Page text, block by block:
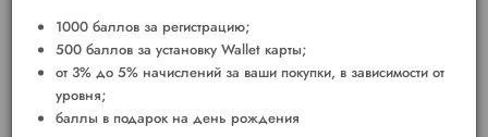
1000 баллов за регистрацию;
500 баллов за установку Wallet карты;
от 3% до 5% начислений за ваши покупки, в зависимости от
уровня;
баллы в подарок на день рождения